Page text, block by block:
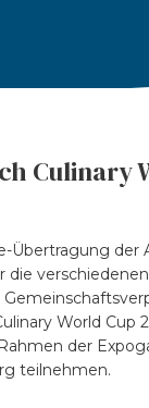
Culinary
Übertragung der
World Cup
der
teilnehmen.